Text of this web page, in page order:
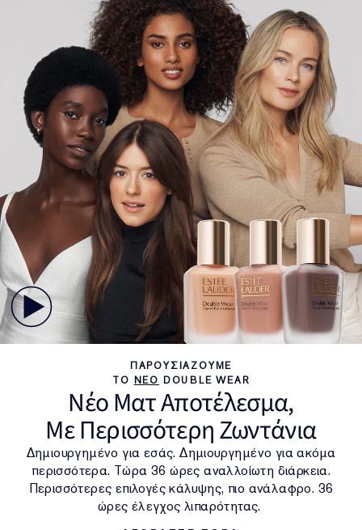
ΠΑΡΟΥΣΙΑΖΟΥΜΕ
ΤΟ ΝΕΟ DOUBLE WEAR
Νέο Ματ Αποτέλεσμα,
Με Περισσότερη Ζωντάνια
Δημιουργημένο για εσάς. Δημιουργημένο για ακόμα
περισσότερα. Τώρα 36 ώρες αναλλοίωτη διάρκεια.
Περισσότερες επιλογές κάλυψης, πιο ανάλαφρο. 36
ώρες έλεγχος λιπαρότητας.